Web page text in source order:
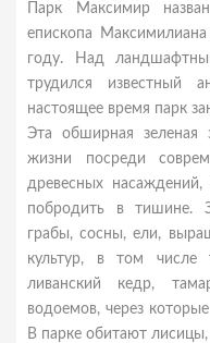
Парк Максимир
епископа
году. Над
трудился известный
настоящее время парк
Эта обширная зеленая
жизни посреди
древесных
побродить в тишине.
грабы, сосны, ели,
культур, в том числе
ливанский кедр,
водоемов, через
В парке обитают лисицы,